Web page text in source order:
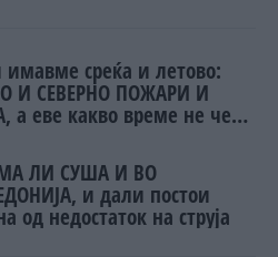
среќа и летово:
И СЕВEРНО ПОЖАРИ И
а еве какво време не чека
ЛИ СУША И ВО
и дали постои
од недостаток на струја